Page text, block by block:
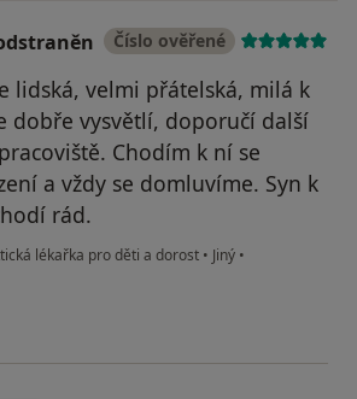
Číslo ověřené
lidská, velmi přátelská, milá k
dobře vysvětlí, doporučí další
Chodím k ní se
a vždy se domluvíme. Syn k
rád.
lékařka pro děti a dorost • Jiný •
účet byl odstraněn